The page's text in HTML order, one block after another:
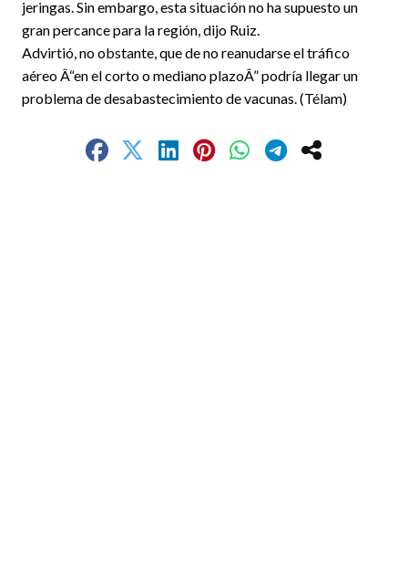
jeringas. Sin embargo, esta situación no ha supuesto un
gran percance para la región, dijo Ruiz.
Advirtió, no obstante, que de no reanudarse el tráfico
aéreo Â“en el corto o mediano plazoÂ” podría llegar un
problema de desabastecimiento de vacunas. (Télam)